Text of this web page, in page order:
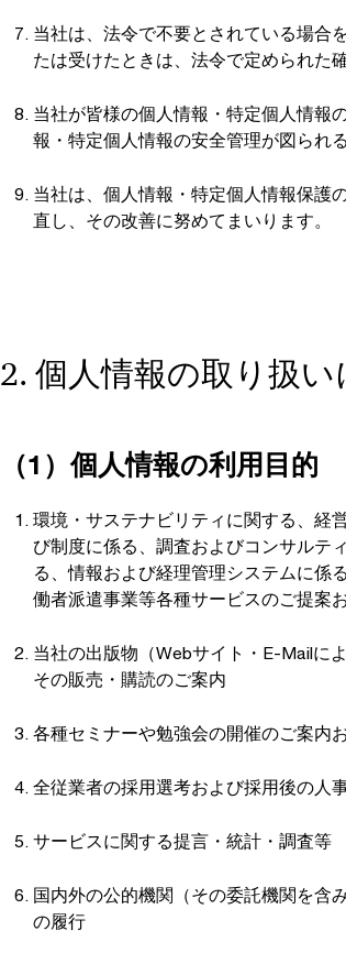
当社は、法令で不要とされている場合
たは受けたときは、法令で定められた
当社が皆様の個人情報・特定個人情報
報・特定個人情報の安全管理が図られ
当社は、個人情報・特定個人情報保護
直し、その改善に努めてまいります。
2. 個人情報の取り扱い
（1）個人情報の利用目的
環境・サステナビリティに関する、経
び制度に係る、調査およびコンサルテ
る、情報および経理管理システムに係
働者派遣事業等各種サービスのご提案
当社の出版物（Webサイト・E-Mailに
その販売・購読のご案内
各種セミナーや勉強会の開催のご案内
全従業者の採用選考および採用後の人
サービスに関する提言・統計・調査等
国内外の公的機関（その委託機関を含
の履行